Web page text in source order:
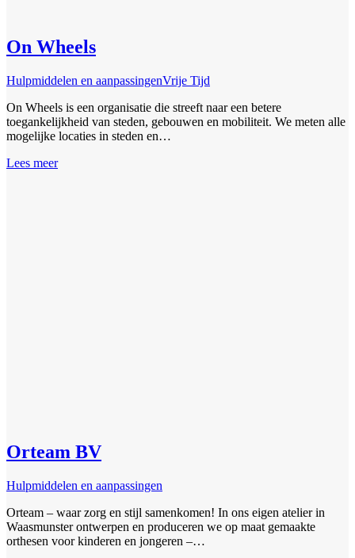
On Wheels
Hulpmiddelen en aanpassingenVrije Tijd
On Wheels is een organisatie die streeft naar een betere
toegankelijkheid van steden, gebouwen en mobiliteit. We meten alle
mogelijke locaties in steden en…
Lees meer
Orteam BV
Hulpmiddelen en aanpassingen
Orteam – waar zorg en stijl samenkomen! In ons eigen atelier in
Waasmunster ontwerpen en produceren we op maat gemaakte
orthesen voor kinderen en jongeren –…